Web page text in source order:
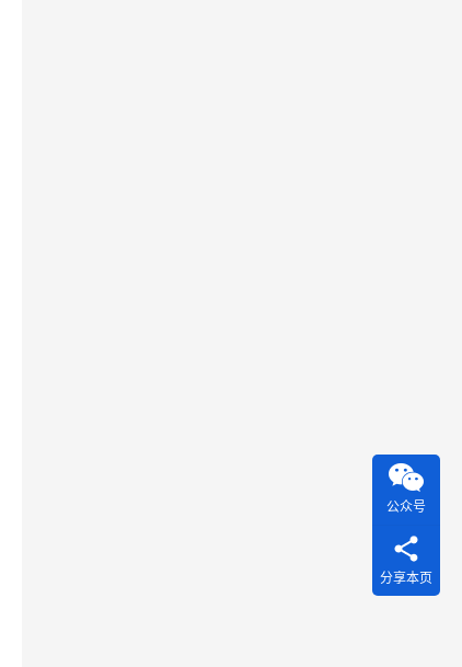
公众号
分享本页